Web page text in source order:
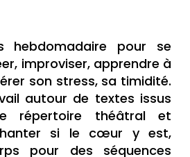
hebdomadaire pour se
improviser, apprendre à
son stress, sa timidité.
autour de textes issus
répertoire théâtral et
si le cœur y est,
pour des séquences